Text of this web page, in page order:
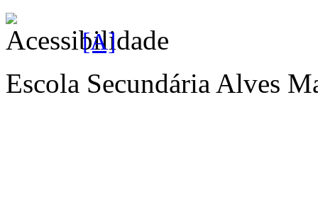
[A]
Escola Secundária Alves